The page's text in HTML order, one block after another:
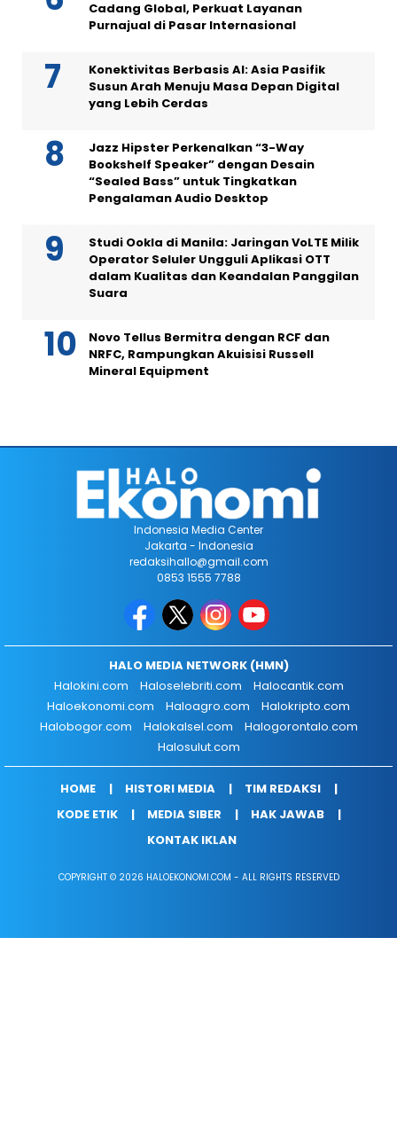
Cadang Global, Perkuat Layanan
Purnajual di Pasar Internasional
Konektivitas Berbasis AI: Asia Pasifik
Susun Arah Menuju Masa Depan Digital
yang Lebih Cerdas
Jazz Hipster Perkenalkan “3-Way
Bookshelf Speaker” dengan Desain
“Sealed Bass” untuk Tingkatkan
Pengalaman Audio Desktop
Studi Ookla di Manila: Jaringan VoLTE Milik
Operator Seluler Ungguli Aplikasi OTT
dalam Kualitas dan Keandalan Panggilan
Suara
Novo Tellus Bermitra dengan RCF dan
NRFC, Rampungkan Akuisisi Russell
Mineral Equipment
Indonesia Media Center
Jakarta - Indonesia
redaksihallo@gmail.com
0853 1555 7788
HALO MEDIA NETWORK (HMN)
Halokini.com
Haloselebriti.com
Halocantik.com
Haloekonomi.com
Haloagro.com
Halokripto.com
Halobogor.com
Halokalsel.com
Halogorontalo.com
Halosulut.com
HOME HISTORI MEDIA
TIM REDAKSI
KODE ETIK
MEDIA SIBER
HAK JAWAB
KONTAK IKLAN
COPYRIGHT © 2026 HALOEKONOMI.COM - ALL RIGHTS RESERVED